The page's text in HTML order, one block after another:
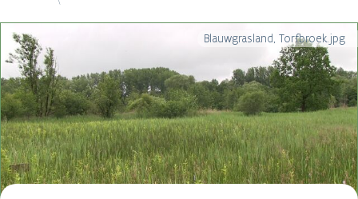
Main
navigation
Blauwgrasland, Torfbroek.jpg